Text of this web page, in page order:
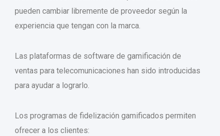
pueden cambiar libremente de proveedor según la
experiencia que tengan con la marca.
Las plataformas de software de gamificación de
ventas para telecomunicaciones han sido introducidas
para ayudar a lograrlo.
Los programas de fidelización gamificados permiten
ofrecer a los clientes: